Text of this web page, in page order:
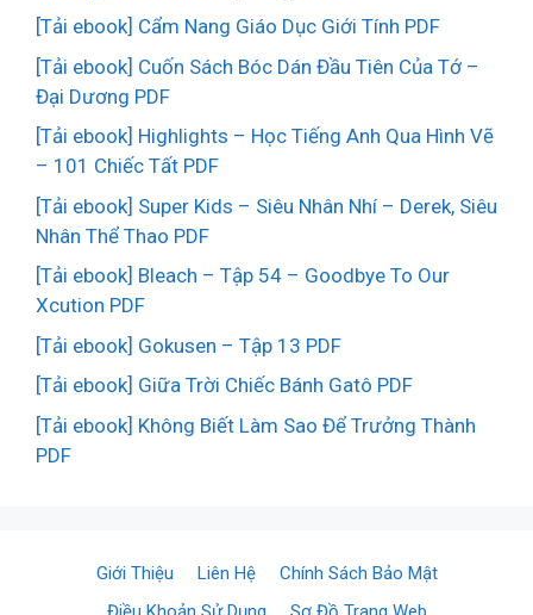
[Tải ebook] Cẩm Nang Giáo Dục Giới Tính PDF
[Tải ebook] Cuốn Sách Bóc Dán Đầu Tiên Của Tớ –
Đại Dương PDF
[Tải ebook] Highlights – Học Tiếng Anh Qua Hình Vẽ
– 101 Chiếc Tất PDF
[Tải ebook] Super Kids – Siêu Nhân Nhí – Derek, Siêu
Nhân Thể Thao PDF
[Tải ebook] Bleach – Tập 54 – Goodbye To Our
Xcution PDF
[Tải ebook] Gokusen – Tập 13 PDF
[Tải ebook] Giữa Trời Chiếc Bánh Gatô PDF
[Tải ebook] Không Biết Làm Sao Để Trưởng Thành
PDF
Giới Thiệu Liên Hệ
Chính Sách Bảo Mật